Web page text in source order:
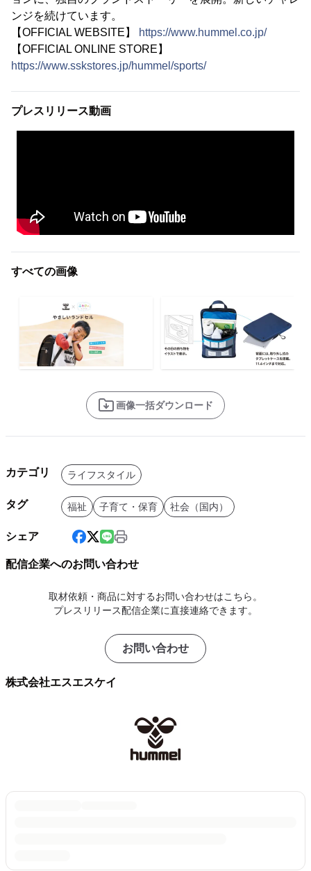
ンジを続けています。
【OFFICIAL WEBSITE】
https://www.hummel.co.jp/
【OFFICIAL ONLINE STORE】
https://www.sskstores.jp/hummel/sports/
プレスリリース動画
すべての画像
画像一括ダウンロード
カテゴリ ライフスタイル
タグ 福祉 子育て・保育 社会（国内）
シェア
配信企業へのお問い合わせ
取材依頼・商品に対するお問い合わせはこちら。
プレスリリース配信企業に直接連絡できます。
お問い合わせ
株式会社エスエスケイ